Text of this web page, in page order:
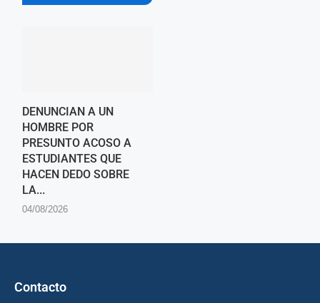
DENUNCIAN A UN
HOMBRE POR
PRESUNTO ACOSO A
ESTUDIANTES QUE
HACEN DEDO SOBRE
LA...
04/08/2026
Contacto